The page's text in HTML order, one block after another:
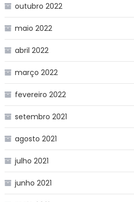
outubro 2022
maio 2022
abril 2022
março 2022
fevereiro 2022
setembro 2021
agosto 2021
julho 2021
junho 2021